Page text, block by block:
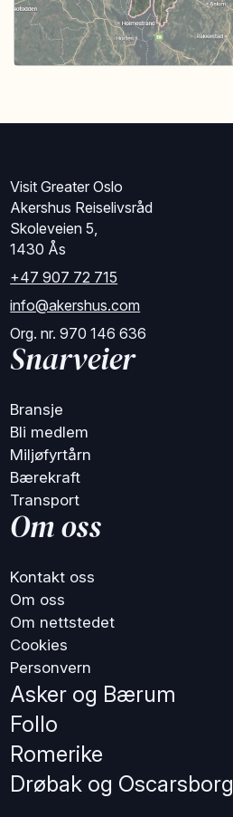
Visit Greater Oslo
Akershus Reiselivsråd
Skoleveien 5,
1430 Ås
+47 907 72 715
info@akershus.com
Org. nr. 970 146 636
Snarveier
Bransje
Bli medlem
Miljøfyrtårn
Bærekraft
Transport
Om oss
Kontakt oss
Om oss
Om nettstedet
Cookies
Personvern
Asker og Bærum
Follo
Romerike
Drøbak og Oscarsborg